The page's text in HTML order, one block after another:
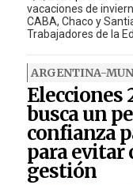
vacaciones de
CABA, Chaco y
Trabajadores de la
ARGENTINA-
Elecciones
busca un
confianza
para evitar
gestión